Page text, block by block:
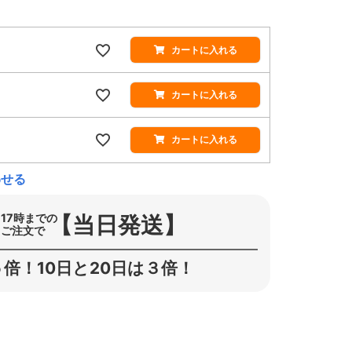
カートに入れる
カートに入れる
カートに入れる
る
17時までの
ご注文で 【当日発送】
！10日と20日は３倍！